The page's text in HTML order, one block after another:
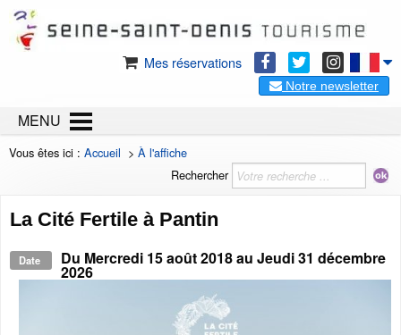
Mes réservations
Notre newsletter
MENU
Vous êtes ici : Accueil > À l'affiche
Rechercher
La Cité Fertile à Pantin
Date Du Mercredi 15 août 2018au Jeudi 31 décembre
2026